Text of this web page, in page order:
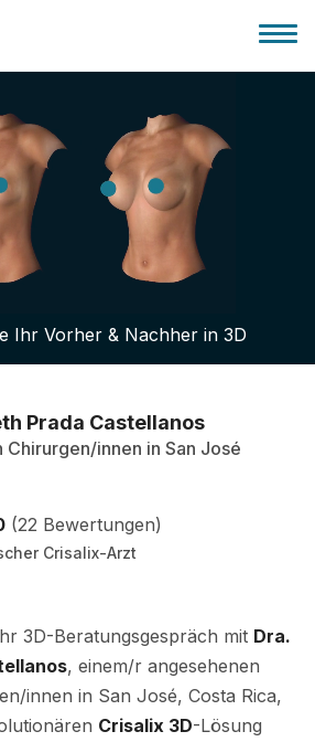
Patienten
Ihr Vorher & Nachher in 3D
Prada Castellanos
Chirurgen/innen in San José
(22 Bewertungen)
Crisalix-Arzt
3D-Beratungsgespräch mit Dra.
, einem/r angesehenen
innen in San José, Costa Rica,
Crisalix 3D-Lösung